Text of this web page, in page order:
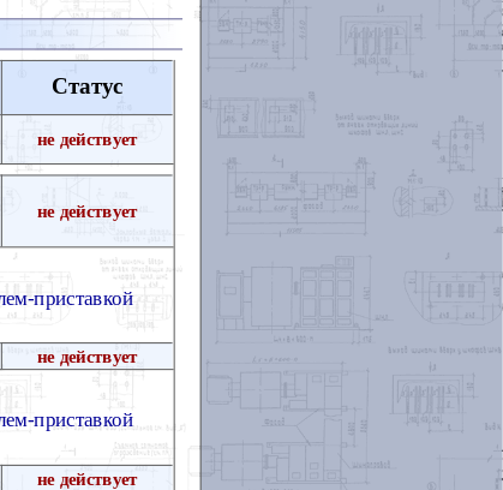
Статус
не действует
не действует
приставкой
не действует
приставкой
не действует